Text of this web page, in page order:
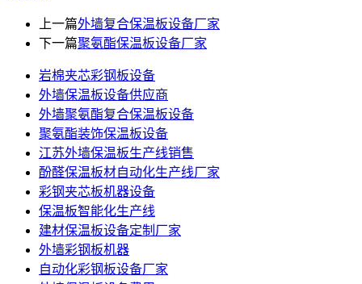
上一篇外墙复合保温板设备厂家
下一篇聚氨酯保温板设备厂家
岩棉夹芯彩钢板设备
外墙保温板设备供应商
外墙聚氨酯复合保温板设备
聚氨酯装饰保温板设备
江苏外墙保温板生产线销售
酚醛保温板材自动化生产线厂家
彩钢夹芯板机器设备
保温板智能化生产线
建材保温板设备定制厂家
外墙彩钢板机器
自动化彩钢板设备厂家